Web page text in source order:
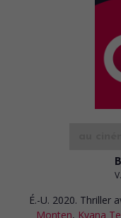
É.-U. 2020. Thriller
Monten, Kyana